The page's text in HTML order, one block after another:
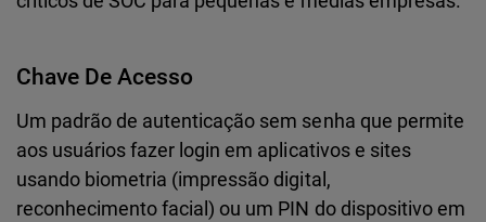
Chave De Acesso
Um padrão de autenticação sem senha que permite
aos usuários fazer login em aplicativos e sites
usando biometria (impressão digital,
reconhecimento facial) ou um PIN do dispositivo em